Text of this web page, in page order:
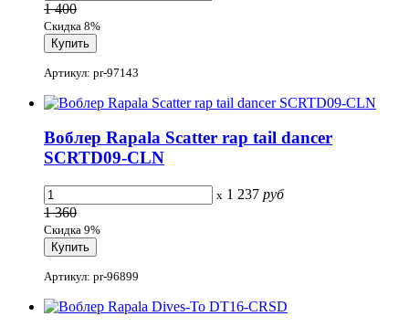
1 400
Скидка 8%
Артикул: pr-97143
Воблер Rapala Scatter rap tail dancer
SCRTD09-CLN
x 1 237 руб
1 360
Скидка 9%
Артикул: pr-96899